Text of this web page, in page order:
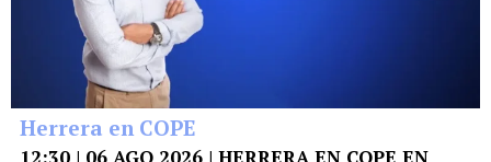
Herrera en COPE